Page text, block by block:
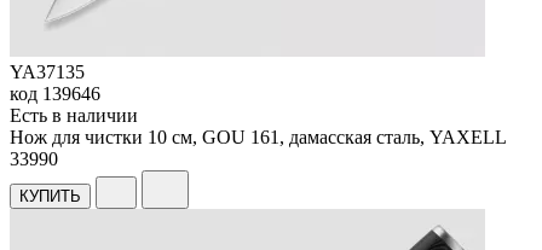
YA37135
код 139646
Есть в наличии
Нож для чистки 10 см, GOU 161, дамасская сталь, YAXELL
33990
КУПИТЬ